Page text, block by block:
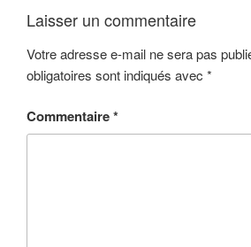
Laisser un commentaire
Votre adresse e-mail ne sera pas
obligatoires sont indiqués avec *
Commentaire*